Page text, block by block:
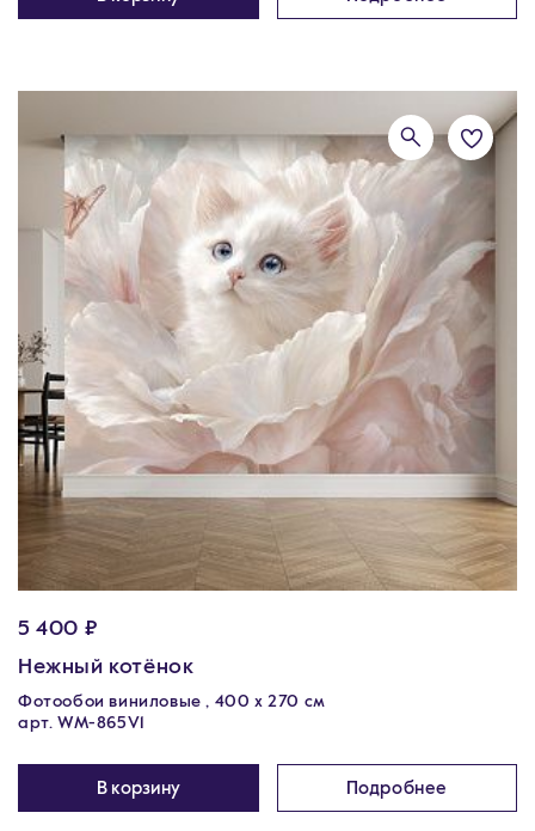
5 400 ₽
Нежный котёнок
Фотообои виниловые , 400 х 270 см
арт. WM-865V1
В корзину Подробнее